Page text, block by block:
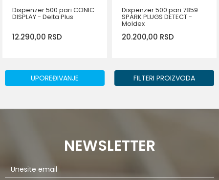
Dispenzer 500 pari CONIC
DISPLAY - Delta Plus
12.290,00 RSD
Dispenzer 500 pari 7859
SPARK PLUGS DETECT -
Moldex
20.200,00 RSD
UPOREĐIVANJE FILTERI PROIZVODA
NEWSLETTER